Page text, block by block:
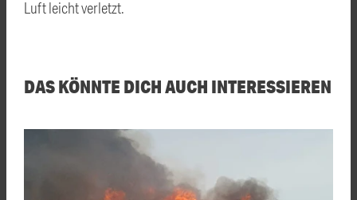
Luft leicht verletzt.
DAS KÖNNTE DICH AUCH INTERESSIEREN